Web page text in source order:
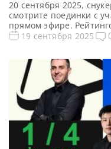
20 сентября 2025,
смотрите поединки с
прямом эфире.
Предыдущий чемпион:
Смотреть сегодня
рейтингового
19 сентября 2025